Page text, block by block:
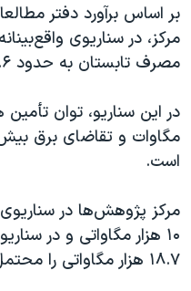
بر اساس برآورد دفتر
مرکز، در سناریوی
مصرف تابستان به حدود ۱۳.۶ هزار مگاوات می‌رسد.
است.
مرکز پژوهش‌ها در
۱۰ هزار مگاواتی و در
۱۸.۷ هزار مگاواتی را محتمل دانسته است.